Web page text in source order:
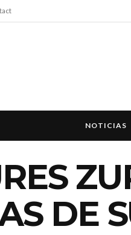
NOTICIAS
DE